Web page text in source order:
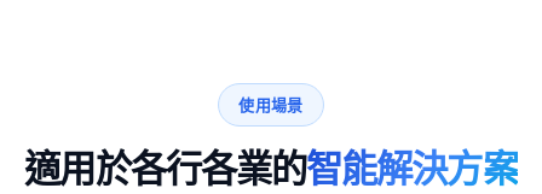
使用場景
適用於各行各業的智能解決方案